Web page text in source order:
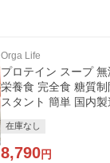
Orga Life
プロテイン スープ
栄養食 完全食 糖質
スタント 簡単 国内
在庫なし
8,790円